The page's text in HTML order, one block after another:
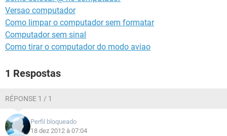
Versao computador
Como limpar o computador sem formatar
Computador sem sinal
Como tirar o computador do modo aviao
1 Respostas
RÉPONSE 1 / 1
Perfil bloqueado
18 dez 2012 à 07:04